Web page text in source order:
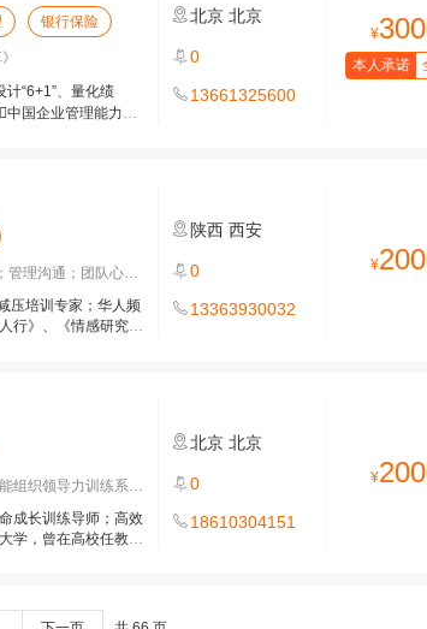
银行保险
“6+1”、量化绩
国企业管理能力建
北京 北京
0
13661325600
¥
本人承诺
沟通；团队心融合
压培训专家；华人频
行》、《情感研究
陕西 西安
0
13363930032
¥
领导力训练系统《带
成长训练导师；高效
学，曾在高校任教，
北京 北京
0
18610304151
¥